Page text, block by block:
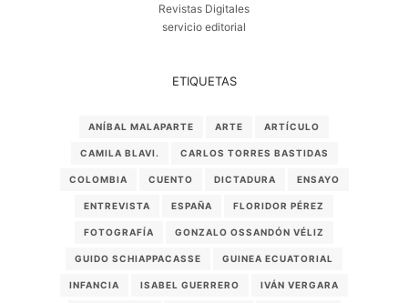
Revistas Digitales
servicio editorial
ETIQUETAS
ANÍBAL MALAPARTE ARTE ARTÍCULO
CAMILA BLAVI. CARLOS TORRES BASTIDAS
COLOMBIA CUENTO DICTADURA ENSAYO
ENTREVISTA ESPAÑA FLORIDOR PÉREZ
FOTOGRAFÍA GONZALO OSSANDÓN VÉLIZ
GUIDO SCHIAPPACASSE GUINEA ECUATORIAL
INFANCIA ISABEL GUERRERO IVÁN VERGARA